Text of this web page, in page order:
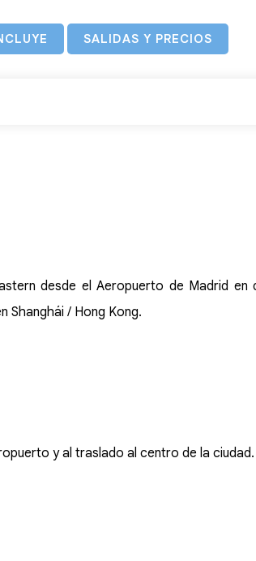
SALIDAS Y PRECIOS
desde el Aeropuerto de Madrid en
Shanghái / Hong Kong.
y al traslado al centro de la